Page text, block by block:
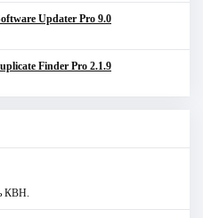
Updater Pro 9.0
Finder Pro 2.1.9
КВН.